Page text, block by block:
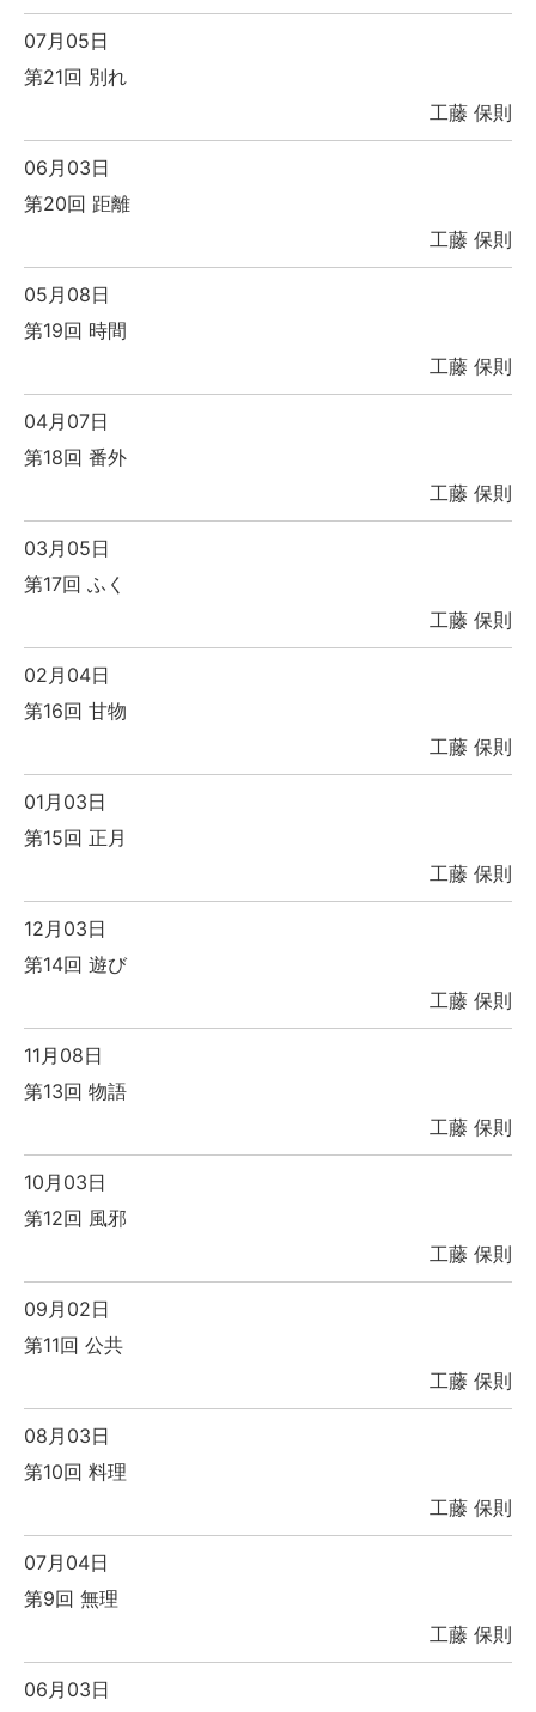
07月05日
第21回 別れ
工藤 保則
06月03日
第20回 距離
工藤 保則
05月08日
第19回 時間
工藤 保則
04月07日
第18回 番外
工藤 保則
03月05日
第17回 ふく
工藤 保則
02月04日
第16回 甘物
工藤 保則
01月03日
第15回 正月
工藤 保則
12月03日
第14回 遊び
工藤 保則
11月08日
第13回 物語
工藤 保則
10月03日
第12回 風邪
工藤 保則
09月02日
第11回 公共
工藤 保則
08月03日
第10回 料理
工藤 保則
07月04日
第9回 無理
工藤 保則
06月03日